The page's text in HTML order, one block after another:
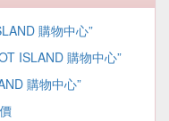
購物中心”
ISLAND 購物中心”
購物中心”